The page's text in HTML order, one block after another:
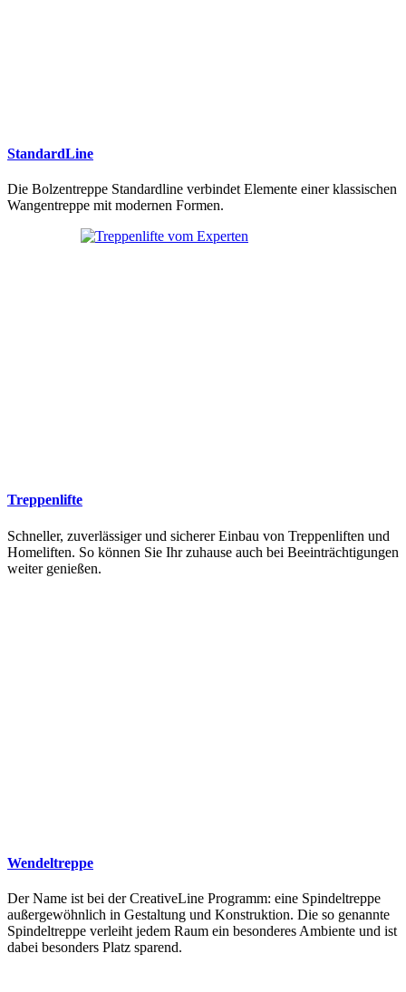
StandardLine
Die Bolzentreppe Standardline verbindet Elemente einer klassischen
Wangentreppe mit modernen Formen.
Treppenlifte
Schneller, zuverlässiger und sicherer Einbau von Treppenliften und
Homeliften. So können Sie Ihr zuhause auch bei Beeinträchtigungen
weiter genießen.
Wendeltreppe
Der Name ist bei der CreativeLine Programm: eine Spindeltreppe
außergewöhnlich in Gestaltung und Konstruktion. Die so genannte
Spindeltreppe verleiht jedem Raum ein besonderes Ambiente und ist
dabei besonders Platz sparend.